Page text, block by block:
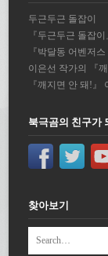
두근두근 돌잡이
『두근두근 돌잡
『박달동 어벤저
이은선 작가의 『
『깨지면 안 돼!』
북극곰의 친구가
찾아보기